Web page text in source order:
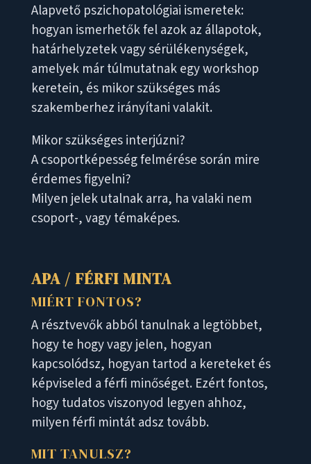
Alapvető pszichopatológiai ismeretek:
hogyan ismerhetők fel azok az állapotok,
határhelyzetek vagy sérülékenységek,
amelyek már túlmutatnak egy workshop
keretein, és mikor szükséges más
szakemberhez irányítani valakit.
Mikor szükséges interjúzni?
A csoportképesség felmérése során mire
érdemes figyelni?
Milyen jelek utalnak arra, ha valaki nem
csoport-, vagy témaképes.
APA / FÉRFI MINTA
MIÉRT FONTOS?
A résztvevők abból tanulnak a legtöbbet,
hogy te hogy vagy jelen, hogyan
kapcsolódsz, hogyan tartod a kereteket és
képviseled a férfi minőséget. Ezért fontos,
hogy tudatos viszonyod legyen ahhoz,
milyen férfi mintát adsz tovább.
MIT TANULSZ?